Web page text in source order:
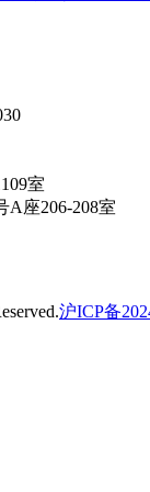
室
座206-208室
沪ICP备